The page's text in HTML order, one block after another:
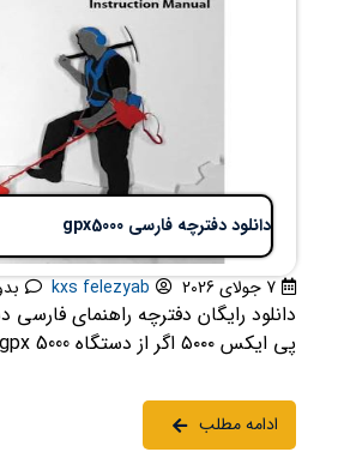
دانلود دفترچه فارسی gpx5000
7 جولای 2026 kxs felezyab
پی ایکس ۵۰۰۰ اگر از دستگاه gpx 5000 جی ...
ادامه مطلب